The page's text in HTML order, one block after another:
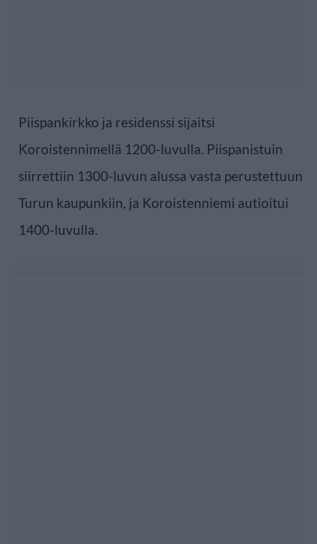
Piispankirkko ja residenssi sijaitsi
Koroistennimellä 1200-luvulla. Piispanistuin
siirrettiin 1300-luvun alussa vasta perustettuun
Turun kaupunkiin, ja Koroistenniemi autioitui
1400-luvulla.